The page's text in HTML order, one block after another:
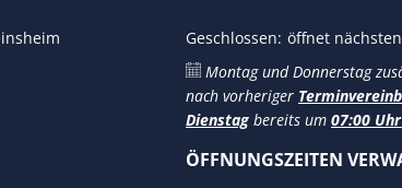
Klicken, um weitere
Geschlossen: öffnet
Montag und Donnerstag
nach vorheriger
Dienstag bereits um 07:00 Uhr
ÖFFNUNGSZEITEN